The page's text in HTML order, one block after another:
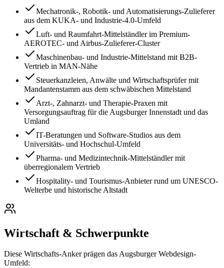
Mechatronik-, Robotik- und Automatisierungs-Zulieferer
aus dem KUKA- und Industrie-4.0-Umfeld
Luft- und Raumfahrt-Mittelständler im Premium-
AEROTEC- und Airbus-Zulieferer-Cluster
Maschinenbau- und Industrie-Mittelstand mit B2B-
Vertrieb in MAN-Nähe
Steuerkanzleien, Anwälte und Wirtschaftsprüfer mit
Mandantenstamm aus dem schwäbischen Mittelstand
Arzt-, Zahnarzt- und Therapie-Praxen mit
Versorgungsauftrag für die Augsburger Innenstadt und das
Umland
IT-Beratungen und Software-Studios aus dem
Universitäts- und Hochschul-Umfeld
Pharma- und Medizintechnik-Mittelständler mit
überregionalem Vertrieb
Hospitality- und Tourismus-Anbieter rund um UNESCO-
Welterbe und historische Altstadt
Wirtschaft & Schwerpunkte
Diese Wirtschafts-Anker prägen dasAugsburger Webdesign-
Umfeld: